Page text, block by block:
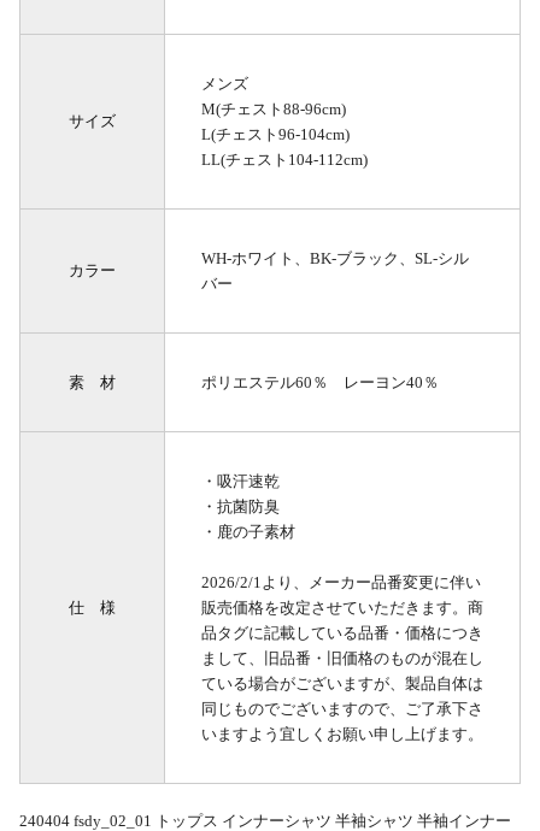
サイズ
メンズ
M(チェスト88-96cm)
L(チェスト96-104cm)
LL(チェスト104-112cm)
カラー
WH-ホワイト、BK-ブラック、SL-シル
バー
素 材 ポリエステル60％ レーヨン40％
仕 様
・吸汗速乾
・抗菌防臭
・鹿の子素材
2026/2/1より、メーカー品番変更に伴い
販売価格を改定させていただきます。商
品タグに記載している品番・価格につき
まして、旧品番・旧価格のものが混在し
ている場合がございますが、製品自体は
同じものでございますので、ご了承下さ
いますよう宜しくお願い申し上げます。
240404 fsdy_02_01 トップス インナーシャツ 半袖シャツ 半袖インナー